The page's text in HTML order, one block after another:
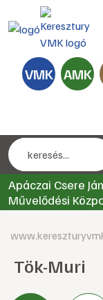
VMK AMK
Apáczai Csere
Művelődési
Tök-Muri